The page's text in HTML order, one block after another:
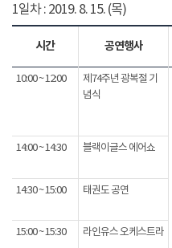
1일차 : 2019. 8. 15. (목)
시간 공연행사
10:00 ~ 12:00
제74주년 광복절 기
념식
14:00 ~ 14:30 블랙이글스 에어쇼
14:30 ~ 15:00 태권도 공연
15:00 ~ 15:30 라인유스 오케스트라